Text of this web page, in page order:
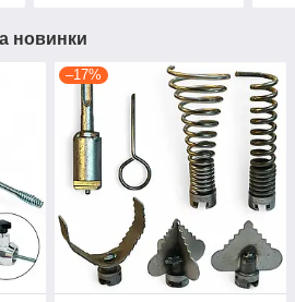
новинки
–17%